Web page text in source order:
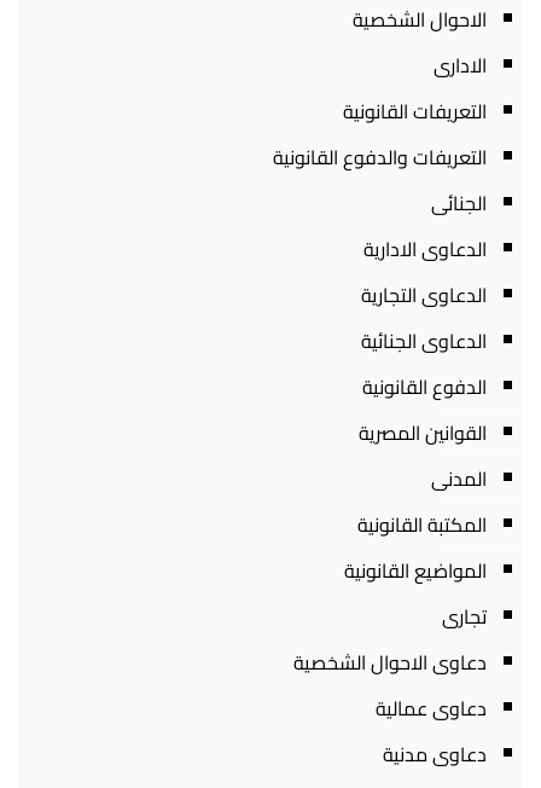
الاحوال الشخصية
الادارى
التعريفات القانونية
التعريفات والدفوع القانونية
الجنائى
الدعاوى الادارية
الدعاوى التجارية
الدعاوى الجنائية
الدفوع القانونية
القوانين المصرية
المدنى
المكتبة القانونية
المواضيع القانونية
تجارى
دعاوى الاحوال الشخصية
دعاوى عمالية
دعاوى مدنية